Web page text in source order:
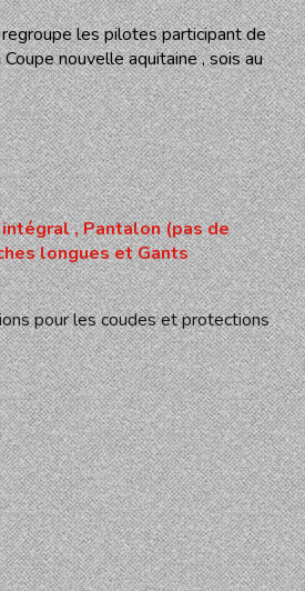
les pilotes participant de
nouvelle aquitaine , sois au
, Pantalon (pas de
longues et Gants
pour les coudes et protections